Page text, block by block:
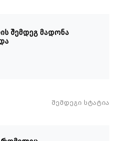
შემდეგ მადონა
შემდეგი სტატია